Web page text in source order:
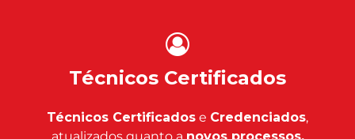
Técnicos Certificados
Técnicos Certificados e Credenciados,